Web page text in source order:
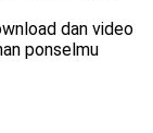
dan video
ponselmu